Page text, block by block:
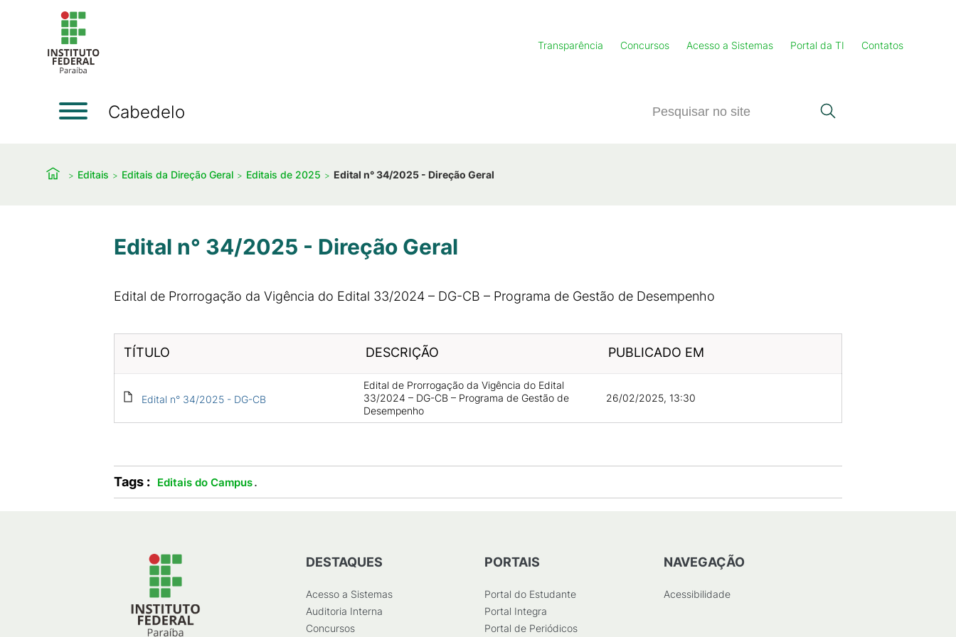
Transparência Concursos Acesso a Sistemas Portal da TI Contatos
Cabedelo
Editais Editais da Direção Geral Editais de 2025 Edital n° 34/2025 - Direção Geral
Edital n° 34/2025 - Direção Geral
Edital de Prorrogação da Vigência do Edital 33/2024 – DG-CB – Programa de Gestão de Desempenho
TÍTULO DESCRIÇÃO PUBLICADO EM
Edital n° 34/2025 - DG-CB
Edital de Prorrogação da Vigência do Edital
33/2024 – DG-CB – Programa de Gestão de
Desempenho
26/02/2025, 13:30
Tags : Editais do Campus.
DESTAQUES
Acesso a Sistemas
Auditoria Interna
Concursos
PORTAIS
Portal do Estudante
Portal Integra
Portal de Periódicos
NAVEGAÇÃO
Acessibilidade